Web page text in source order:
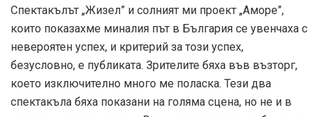
Спектакълът „Жизел” и солният ми проект „Аморе”,
които показахме миналия път в България се увенчаха с
невероятен успех, и критерий за този успех,
безусловно, е публиката. Зрителите бяха във възторг,
което изключително много ме поласка. Тези два
спектакъла бяха показани на голяма сцена, но не и в